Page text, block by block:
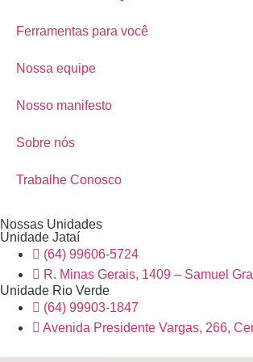
Ferramentas para você
Nossa equipe
Nosso manifesto
Sobre nós
Trabalhe Conosco
Nossas Unidades
Unidade Jataí
(64) 99606-5724
R. Minas Gerais, 1409 – Samuel
Unidade Rio Verde
(64) 99903-1847
Avenida Presidente Vargas, 266,